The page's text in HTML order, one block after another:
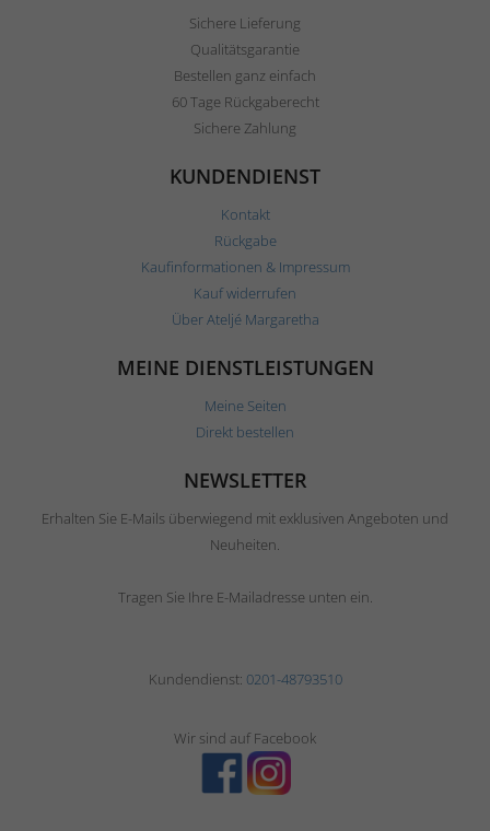
Sichere Lieferung
Qualitätsgarantie
Bestellen ganz einfach
60 Tage Rückgaberecht
Sichere Zahlung
KUNDENDIENST
Kontakt
Rückgabe
Kaufinformationen & Impressum
Kauf widerrufen
Über Ateljé Margaretha
MEINE DIENSTLEISTUNGEN
Meine Seiten
Direkt bestellen
NEWSLETTER
Erhalten Sie E-Mails überwiegend mit exklusiven Angeboten und
Neuheiten.
Tragen Sie Ihre E-Mailadresse unten ein.
Kundendienst: 0201-48793510
Wir sind auf Facebook